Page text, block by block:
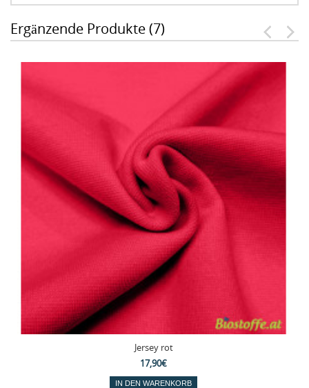
Ergänzende Produkte (7)
Jersey rot
17,90€
IN DEN WARENKORB